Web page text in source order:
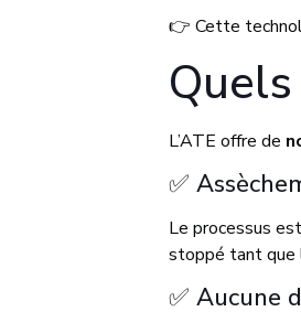
👉 Cette
L’ATE offre de
✅
Le processus est
stoppé tant que
✅ Aucune